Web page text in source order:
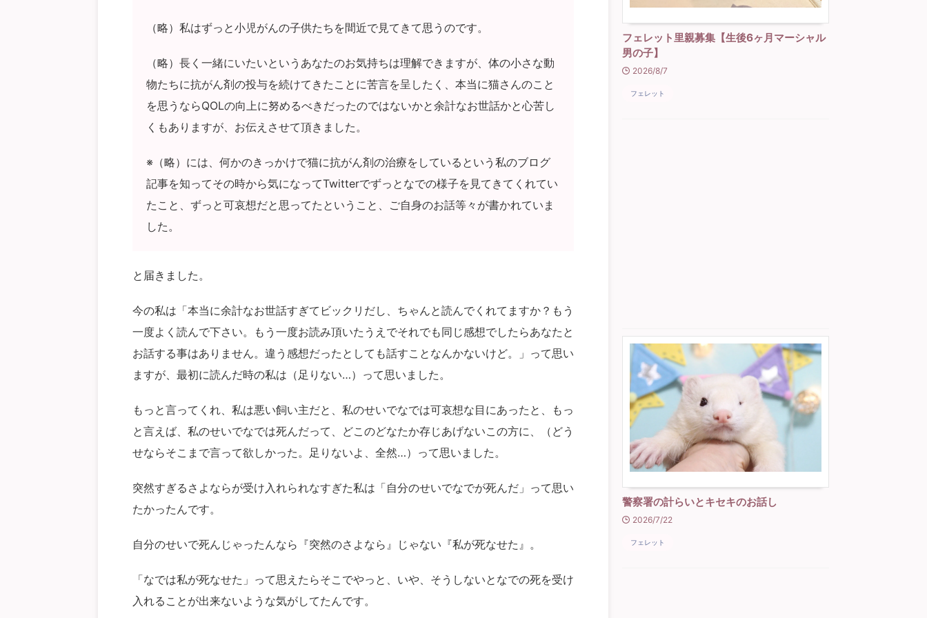
（略）私はずっと小児がんの子供たちを間近で見てきて思うのです。
（略）長く一緒にいたいというあなたのお気持ちは理解できますが、体の小さな動
物たちに抗がん剤の投与を続けてきたことに苦言を呈したく、本当に猫さんのこと
を思うならQOLの向上に努めるべきだったのではないかと余計なお世話かと心苦し
くもありますが、お伝えさせて頂きました。
※（略）には、何かのきっかけで猫に抗がん剤の治療をしているという私のブログ
記事を知ってその時から気になってTwitterでずっとなでの様子を見てきてくれてい
たこと、ずっと可哀想だと思ってたということ、ご自身のお話等々が書かれていま
した。
と届きました。
今の私は「本当に余計なお世話すぎてビックリだし、ちゃんと読んでくれてますか？もう
一度よく読んで下さい。もう一度お読み頂いたうえでそれでも同じ感想でしたらあなたと
お話する事はありません。違う感想だったとしても話すことなんかないけど。」って思い
ますが、最初に読んだ時の私は（足りない…）って思いました。
もっと言ってくれ、私は悪い飼い主だと、私のせいでなでは可哀想な目にあったと、もっ
と言えば、私のせいでなでは死んだって、どこのどなたか存じあげないこの方に、（どう
せならそこまで言って欲しかった。足りないよ、全然…）って思いました。
突然すぎるさよならが受け入れられなすぎた私は「自分のせいでなでが死んだ」って思い
たかったんです。
自分のせいで死んじゃったんなら『突然のさよなら』じゃない『私が死なせた』。
「なでは私が死なせた」って思えたらそこでやっと、いや、そうしないとなでの死を受け
入れることが出来ないような気がしてたんです。
フェレット里親募集【生後6ヶ月マーシャル
男の子】
2026/8/7
フェレット
警察署の計らいとキセキのお話し
2026/7/22
フェレット